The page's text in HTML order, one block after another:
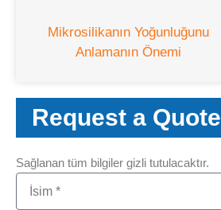
Mikrosilikanın Yoğunluğunu
Anlamanın Önemi
Request a Quote
Sağlanan tüm bilgiler gizli tutulacaktır.